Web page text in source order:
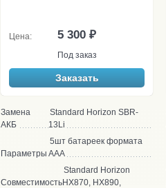
Цена: 5 300 ₽
Под заказ
Заказать
Замена
АКБ
Standard Horizon SBR-
13Li
Параметры
5шт батареек формата
ААА
Совместимость
Standard Horizon
HX870, HX890,